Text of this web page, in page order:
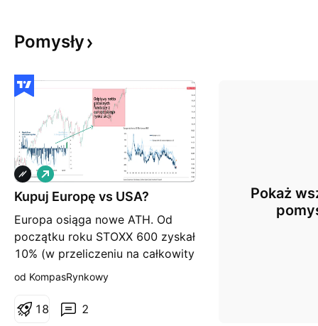
Pomysły
Kupuj Europę vs USA?
Europa osiąga nowe ATH. Od
początku roku STOXX 600 zyskał
10% (w przeliczeniu na całkowity
zwrot), podczas gdy Euro Stoxx
S&P 500 i NASDAQ. Rynki akcji w
L
o
n
od KompasRynkowy
2
1 8
Pokaż